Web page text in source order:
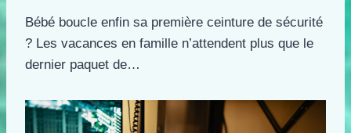
Bébé boucle enfin sa première ceinture de sécurité
? Les vacances en famille n’attendent plus que le
dernier paquet de…